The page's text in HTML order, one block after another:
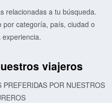
relacionadas a tu búsqueda.
por categoría, país, ciudad o
viajeros
POR NUESTROS